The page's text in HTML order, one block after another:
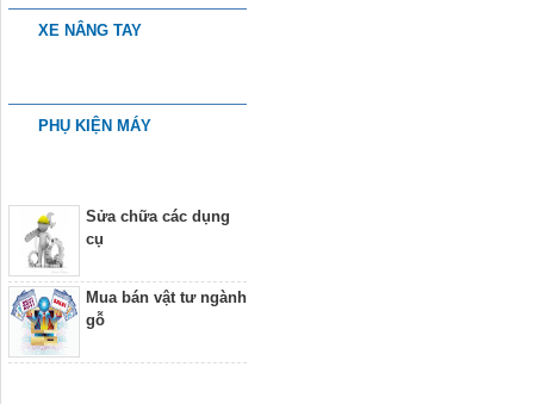
XE NÂNG TAY
PHỤ KIỆN MÁY
Sửa chữa các dụng
cụ
Mua bán vật tư ngành
gỗ